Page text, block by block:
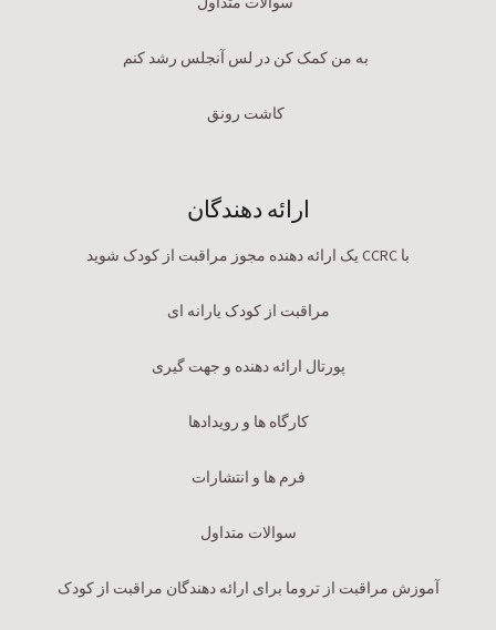
به من کمک کن در لس آنجلس رشد کنم
کاشت رونق
ارائه دهندگان
با CCRC یک ارائه دهنده مجوز مراقبت از کودک شوید
مراقبت از کودک یارانه ای
پورتال ارائه دهنده و جهت گیری
کارگاه ها و رویدادها
فرم ها و انتشارات
سوالات متداول
آموزش مراقبت از تروما برای ارائه دهندگان مراقبت از کودک